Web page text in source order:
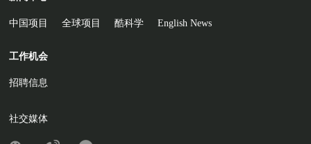
中国项目 全球项目 酷科学 English News
工作机会
招聘信息
社交媒体